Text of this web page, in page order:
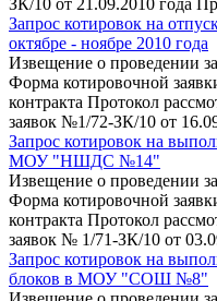
Запрос котировок на
октябре - ноябре 2010 года
Извещение о проведении
Форма котировочной
контракта Протокол
заявок №1/72-ЗК/10 от
Запрос котировок на
МОУ "НШДС №14"
Извещение о проведении
Форма котировочной
контракта Протокол
заявок № 1/71-ЗК/10 от
Запрос котировок на
блоков в МОУ "СОШ №8"